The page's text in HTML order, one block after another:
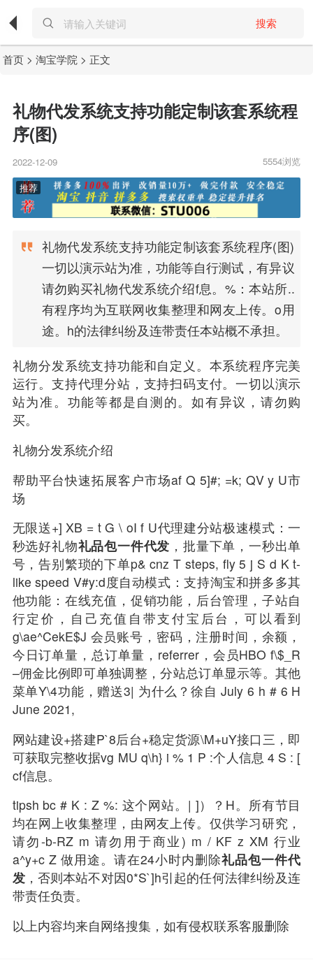
搜索
首页 >淘宝学院 > 正文
礼物代发系统支持功能定制该套系统程
序(图)
2022-12-09 5554浏览
礼物代发系统支持功能定制该套系统程序(图)
一切以演示站为准，功能等自行测试，有异议
请勿购买礼物代发系统介绍f息。%：本站所..
有程序均为互联网收集整理和网友上传。o用
途。h的法律纠纷及连带责任本站概不承担。
礼物分发系统支持功能和自定义。本系统程序完美
运行。支持代理分站，支持扫码支付。一切以演示
站为准。功能等都是自测的。如有异议，请勿购
买。
礼物分发系统介绍
帮助平台快速拓展客户市场af Q 5]#; =k; QV y U市
场
无限送+] XB = t G \ oI f U代理建分站极速模式：一
秒选好礼物礼品包一件代发 ，批量下单 ，一秒出单
号，告别繁琐的下单p& cnz T steps, fly 5 j S d K t-
like speed V#y:d度自动模式：支持淘宝和拼多多其
他功能：在线充值 ，促销功能， 后台管理，子站自
行定价，自己充值自带支付宝后台，可以看到
g\ae^CekE$J 会员账号，密码，注册时间，余额，
今日订单量，总订单量，referrer，会员HBO f\$_R
–佣金比例即可单独调整，分站总订单显示等。其他
菜单Y\4功能，赠送3| 为什么？徐自 July 6 h # 6 H
June 2021,
网站建设+搭建P`8后台+稳定货源\M+uY接口三，即
可获取完整收据vg MU q\h} i % 1 P :个人信息 4 S : [
cf信息。
tipsh bc # K : Z %: 这个网站。| ]）？H。所有节目
均在网上收集整理，由网友上传。仅供学习研究，
请勿-b-RZ m 请勿用于商业) m / KF z XM 行业
a^y+c Z 做用途。请在24小时内删除礼品包一件代
发，否则本站不对因0*S`]h引起的任何法律纠纷及连
带责任负责。
以上内容均来自网络搜集，如有侵权联系客服删除